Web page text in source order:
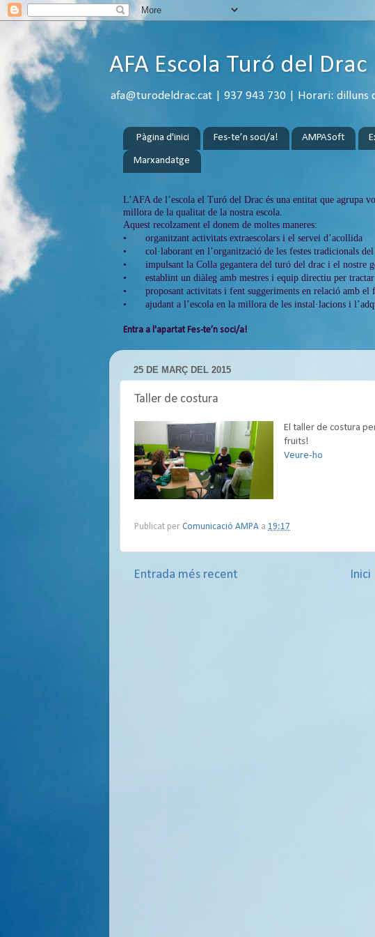
AFA Escola Turó del Drac
afa@turodeldrac.cat | 937 943 730 | Horari: dilluns
Pàgina d'inici Fes-te’n soci/a! AMPASoft
Marxandatge
L’AFA de l’escola el Turó del Drac és una entitat que
millora de la qualitat de la nostra escola.
Aquest recolzament el donem de moltes maneres:
•
organitzant activitats extraescolars i el servei d’acollida
•
col·laborant en l’organització de les festes tradicionals
•
impulsant la Colla gegantera del turó del drac i el nostre
•
establint un diàleg amb mestres i equip directiu per
•
proposant activitats i fent suggeriments en relació amb el
•
ajudant a l’escola en la millora de les instal·lacions i
Entra a l'apartat Fes-te’n soci/a!
25 DE MARÇ DEL 2015
Taller de costura
El taller de costura
fruits!
Veure-ho
Publicat per Comunicació AMPA a 19:17
Entrada més recent Inici